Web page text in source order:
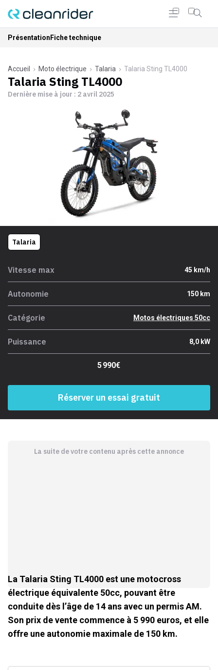
Présentation Fiche technique
Accueil Moto électrique Talaria Talaria Sting TL4000
Talaria Sting TL4000
Dernière mise à jour : 2 avril 2025
Talaria
Vitesse max 45 km/h
Autonomie 150 km
Catégorie Motos électriques 50cc
Puissance 8,0 kW
5 990€
Réserver un essai gratuit
La suite de votre contenu après cette annonce
La Talaria Sting TL4000 est une motocross
électrique équivalente 50cc, pouvant être
conduite dès l’âge de 14 ans avec un permis AM.
Son prix de vente commence à 5 990 euros, et elle
offre une autonomie maximale de 150 km.